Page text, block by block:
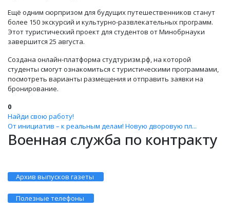
Ещё одним сюрпризом для будущих путешественников станут
более 150 экскурсий и культурно-развлекательных программ.
Этот туристический проект для студентов от Минобрнауки
завершится 25 августа.
Создана онлайн-платформа студтуризм.рф, на которой
студенты смогут ознакомиться с туристическими программами,
посмотреть варианты размещения и отправить заявки на
бронирование.
0
Найди свою работу!
От инициатив – к реальным делам! Новую дворовую пл...
Военная служба по контракту
Архив выпусков газеты
Полезные телефоны